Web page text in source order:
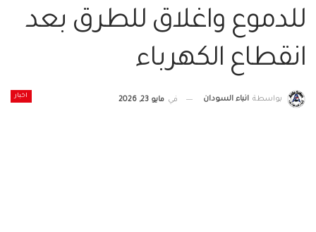
للدموع واغلاق للطرق بعد
انقطاع الكهرباء
اخبار بواسطة انباء السودان في مايو 23, 2026